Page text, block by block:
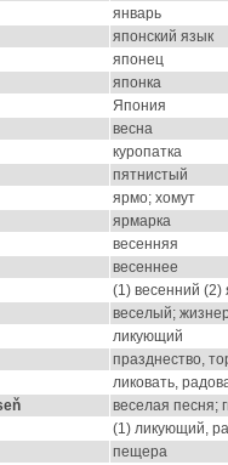
январь
японский язык
японец
японка
Япония
весна
куропатка
пятнистый
ярмо; хомут
ярмарка
весенняя
весеннее
(1) весенний (2)
веселый;
ликующий
празднество,
ликовать,
веселая песня;
(1) ликующий,
пещера